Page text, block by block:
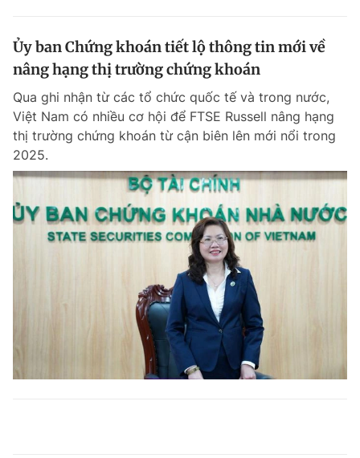
Ủy ban Chứng khoán tiết lộ thông tin mới về
nâng hạng thị trường chứng khoán
Qua ghi nhận từ các tổ chức quốc tế và trong nước,
Việt Nam có nhiều cơ hội để FTSE Russell nâng hạng
thị trường chứng khoán từ cận biên lên mới nổi trong
2025.